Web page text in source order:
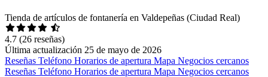
Tienda de artículos de fontanería en Valdepeñas (Ciudad Real)
4.7 (26 reseñas)
Última actualización 25 de mayo de 2026
Reseñas Teléfono Horarios de apertura Mapa Negocios cercanos
Reseñas Teléfono Horarios de apertura Mapa Negocios cercanos